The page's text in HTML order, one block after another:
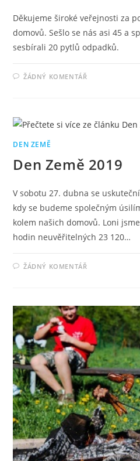
Děkujeme široké veřejnosti za
domovů. Sešlo se nás asi 45 a
sesbírali 20 pytlů odpadků.
ŽÁDNÝ KOMENTÁŘ
DEN ZEMĚ
Den Země 2019
V sobotu 27. dubna se
kdy se budeme společným
kolem našich domovů. Loni
hodin neuvěřitelných 23 120…
ŽÁDNÝ KOMENTÁŘ